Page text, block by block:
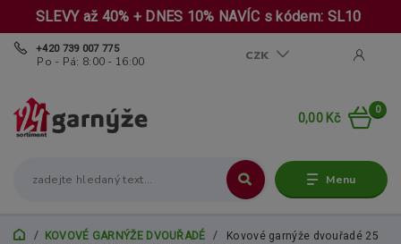
SLEVY až 40% + DNES 10% NAVÍC s kódem: SL10
Menu
CZK
+420 739 007 775
Po - Pá: 8:00 - 16:00
0
0,00 Kč
KOVOVÉ GARNÝŽE DVOUŘADÉ
Kovové garnýže dvouřadé 25